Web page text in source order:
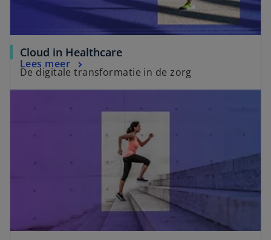
Cloud in Healthcare
De digitale transformatie in de zorg
Lees meer